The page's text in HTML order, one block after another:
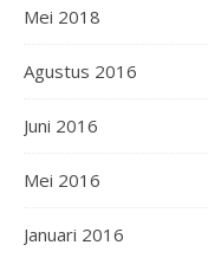
Mei 2018
Agustus 2016
Juni 2016
Mei 2016
Januari 2016